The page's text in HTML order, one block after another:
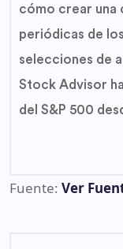
cómo crear una
periódicas de
selecciones de
Stock Advisor
del S&P 500
Fuente: Ver